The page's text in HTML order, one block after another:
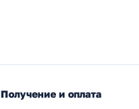
Получение и оплата